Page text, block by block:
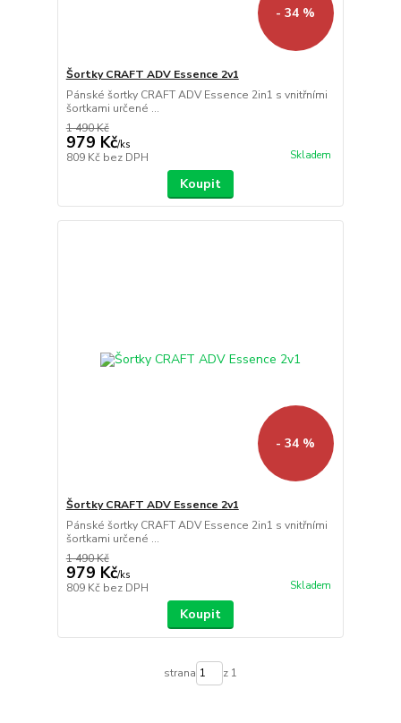
- 34 %
Šortky CRAFT ADV Essence 2v1
Pánské šortky CRAFT ADV Essence 2in1 s vnitřními
šortkami určené ...
1 490 Kč
979 Kč/ks
809 Kč bez DPH Skladem
Koupit
- 34 %
Šortky CRAFT ADV Essence 2v1
Pánské šortky CRAFT ADV Essence 2in1 s vnitřními
šortkami určené ...
1 490 Kč
979 Kč/ks
809 Kč bez DPH Skladem
Koupit
strana z 1